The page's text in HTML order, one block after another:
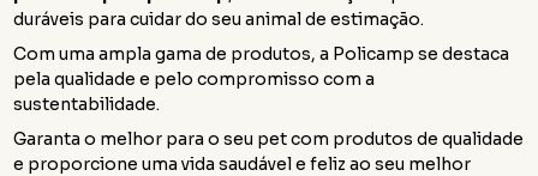
duráveis para cuidar do seu animal de estimação.
Com uma ampla gama de produtos, a Policamp se destaca
pela qualidade e pelo compromisso com a
sustentabilidade.
Garanta o melhor para o seu pet com produtos de qualidade
e proporcione uma vida saudável e feliz ao seu melhor